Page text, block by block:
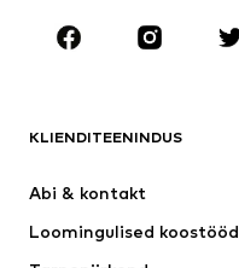
RIIDED
Joped
Ülikonnad ja pintsakud
KLIENDITEENINDUS
Abi & kontakt
Loomingulised koostööd